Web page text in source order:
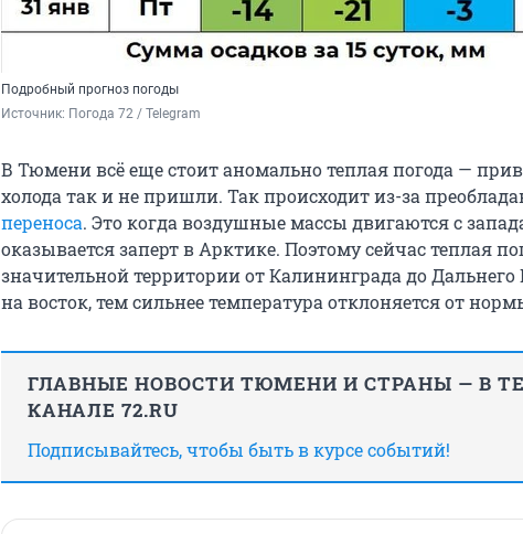
Подробный прогноз погоды
Источник: Погода 72 / Telegram
В Тюмени всё еще стоит аномально теплая погода —
холода так и не пришли. Так происходит из-за
переноса. Это когда воздушные массы двигаются с
оказывается заперт в Арктике. Поэтому сейчас теплая
значительной территории от Калининграда до
на восток, тем сильнее температура отклоняется от
ГЛАВНЫЕ НОВОСТИ ТЮМЕНИ И СТРАНЫ — В
КАНАЛЕ 72.RU
Подписывайтесь, чтобы быть в курсе событий!